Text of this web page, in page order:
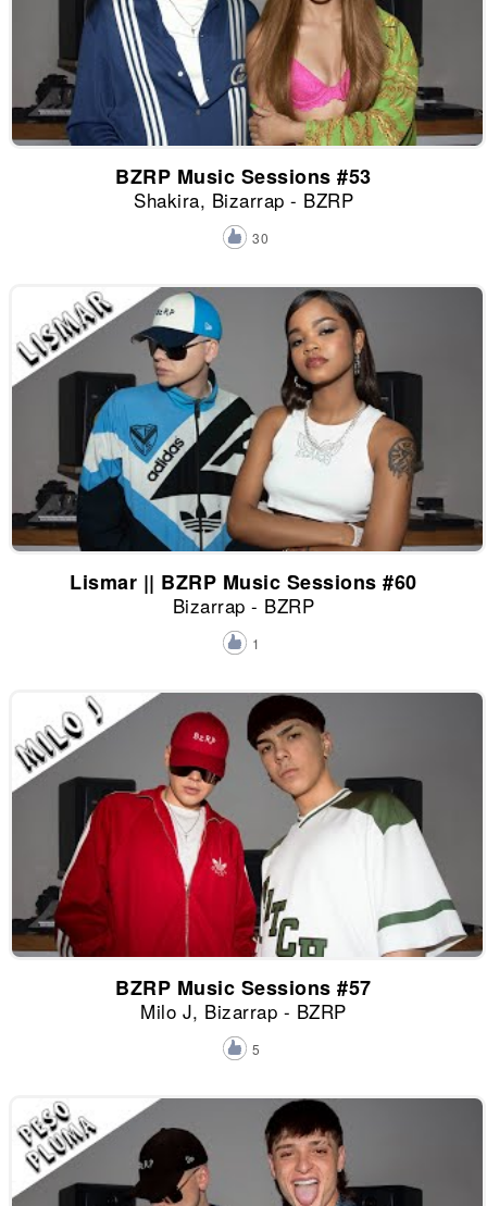
BZRP Music Sessions #53
Shakira, Bizarrap - BZRP
30
Lismar || BZRP Music Sessions #60
Bizarrap - BZRP
1
BZRP Music Sessions #57
Milo J, Bizarrap - BZRP
5